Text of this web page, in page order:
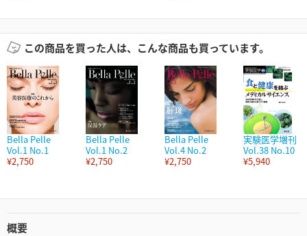
この商品を買った人は、こんな商品も買っています。
Bella Pelle
Vol.1 No.1
¥2,750
Bella Pelle
Vol.1 No.2
¥2,750
Bella Pelle
Vol.4 No.2
¥2,750
実験医学増刊
Vol.38 No.10
¥5,940
概要